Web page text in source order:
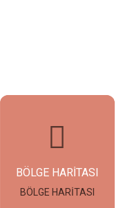
BÖLGE HARİTASI
BÖLGE HARİTASI